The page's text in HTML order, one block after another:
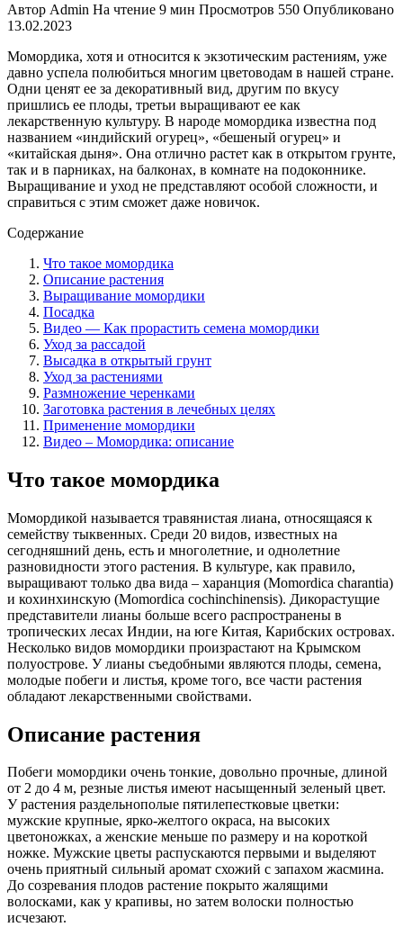
Автор Admin На чтение 9 мин Просмотров 550 Опубликовано
13.02.2023
Момордика, хотя и относится к экзотическим растениям, уже
давно успела полюбиться многим цветоводам в нашей стране.
Одни ценят ее за декоративный вид, другим по вкусу
пришлись ее плоды, третьи выращивают ее как
лекарственную культуру. В народе момордика известна под
названием «индийский огурец», «бешеный огурец» и
«китайская дыня». Она отлично растет как в открытом грунте,
так и в парниках, на балконах, в комнате на подоконнике.
Выращивание и уход не представляют особой сложности, и
справиться с этим сможет даже новичок.
Содержание
Что такое момордика
Описание растения
Выращивание момордики
Посадка
Видео — Как прорастить семена момордики
Уход за рассадой
Высадка в открытый грунт
Уход за растениями
Размножение черенками
Заготовка растения в лечебных целях
Применение момордики
Видео – Момордика: описание
Что такое момордика
Момордикой называется травянистая лиана, относящаяся к
семейству тыквенных. Среди 20 видов, известных на
сегодняшний день, есть и многолетние, и однолетние
разновидности этого растения. В культуре, как правило,
выращивают только два вида – харанция (Мomordica charantia)
и кохинхинскую (Momordica cochinchinensis). Дикорастущие
представители лианы больше всего распространены в
тропических лесах Индии, на юге Китая, Карибских островах.
Несколько видов момордики произрастают на Крымском
полуострове. У лианы съедобными являются плоды, семена,
молодые побеги и листья, кроме того, все части растения
обладают лекарственными свойствами.
Описание растения
Побеги момордики очень тонкие, довольно прочные, длиной
от 2 до 4 м, резные листья имеют насыщенный зеленый цвет.
У растения раздельнополые пятилепестковые цветки:
мужские крупные, ярко-желтого окраса, на высоких
цветоножках, а женские меньше по размеру и на короткой
ножке. Мужские цветы распускаются первыми и выделяют
очень приятный сильный аромат схожий с запахом жасмина.
До созревания плодов растение покрыто жалящими
волосками, как у крапивы, но затем волоски полностью
исчезают.